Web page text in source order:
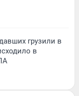
грузили в
в